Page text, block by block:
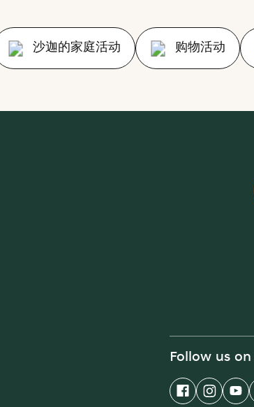
沙迦的家庭活动 购物活动
Follow us on